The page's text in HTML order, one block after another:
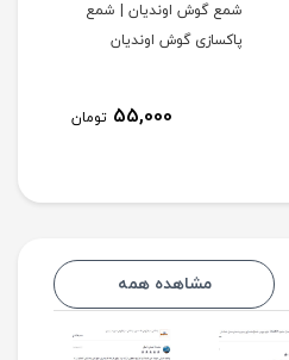
شمع گوش اوندیان | شمع
پاکسازی گوش اوندیان
55,000 تومان
مشاهده همه